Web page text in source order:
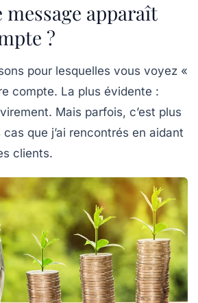
message apparaît
?
pour lesquelles vous voyez «
compte. La plus évidente :
Mais parfois, c’est plus
que j’ai rencontrés en aidant
clients.